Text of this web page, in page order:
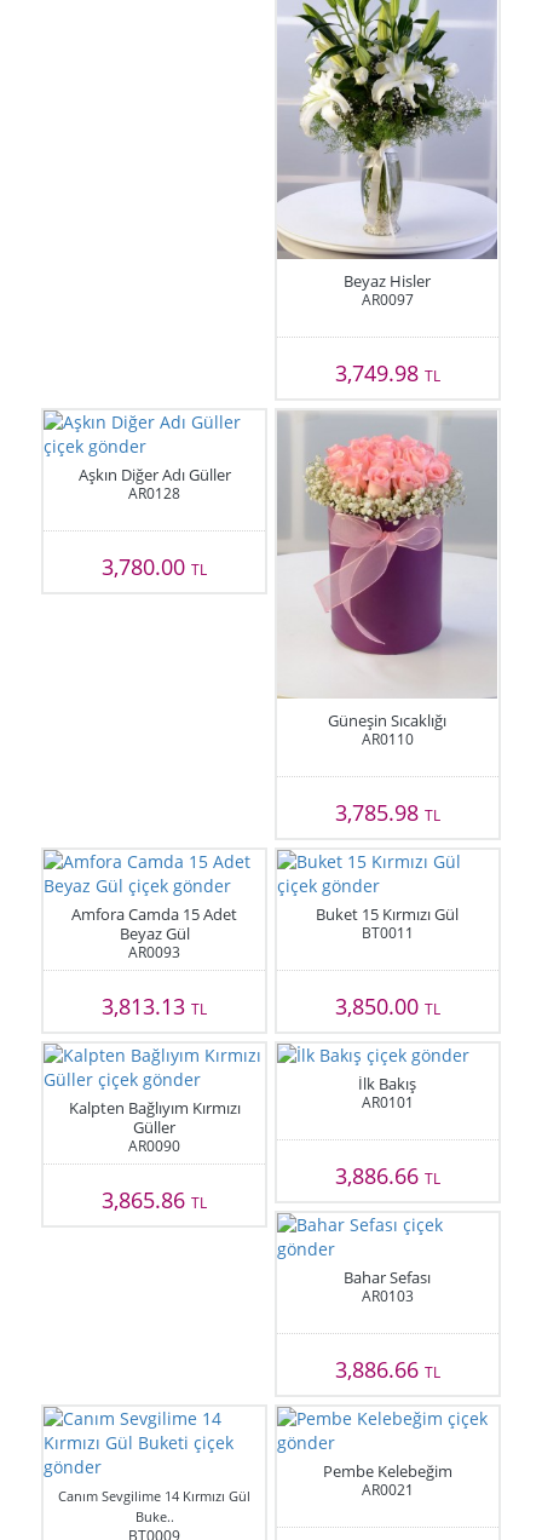
Beyaz Hisler
AR0097
3,749.98 TL
Aşkın Diğer Adı Güller
AR0128
3,780.00TL
Güneşin Sıcaklığı
AR0110
3,785.98 TL
Amfora Camda 15 Adet
Beyaz Gül
AR0093
3,813.13TL
Buket 15 Kırmızı Gül
BT0011
3,850.00 TL
Kalpten Bağlıyım Kırmızı
Güller
AR0090
3,865.86TL
İlk Bakış
AR0101
3,886.66 TL
Bahar Sefası
AR0103
3,886.66 TL
Canım Sevgilime 14 Kırmızı Gül
Buke..
Pembe Kelebeğim
AR0021